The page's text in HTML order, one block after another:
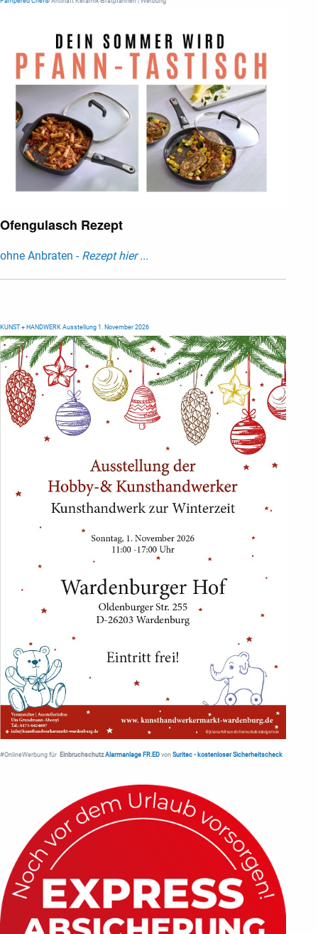
Ofengulasch Rezept
ohne Anbraten - Rezept hier ...
KUNST + HANDWERK Ausstellung 1. November 2026
#OnlineWerbung für Einbruchschutz Alarmanlage FR.ED von Suritec • kostenloser Sicherheitscheck